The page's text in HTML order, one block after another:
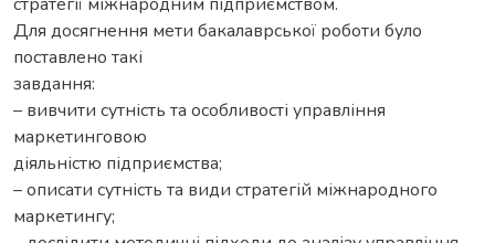
Для досягнення мети бакалаврської роботи було
поставлено такі
завдання:
– вивчити сутність та особливості управління
маркетинговою
діяльністю підприємства;
– описати сутність та види стратегій міжнародного
маркетингу;